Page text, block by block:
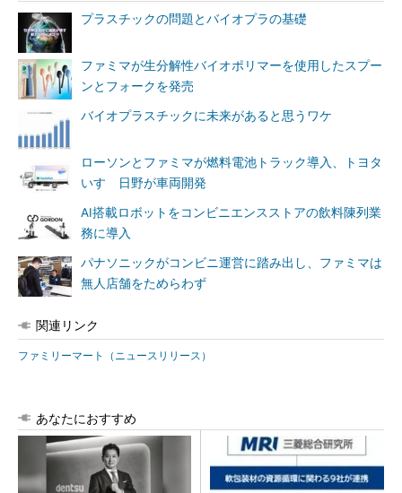
プラスチックの問題とバイオプラの基礎
ファミマが生分解性バイオポリマーを使用したスプー
ンとフォークを発売
バイオプラスチックに未来があると思うワケ
ローソンとファミマが燃料電池トラック導入、トヨタ
いすゞ日野が車両開発
AI搭載ロボットをコンビニエンスストアの飲料陳列業
務に導入
パナソニックがコンビニ運営に踏み出し、ファミマは
無人店舗をためらわず
関連リンク
ファミリーマート（ニュースリリース）
あなたにおすすめ